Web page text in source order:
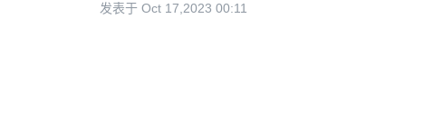
发表于 Oct 17,2023 00:11